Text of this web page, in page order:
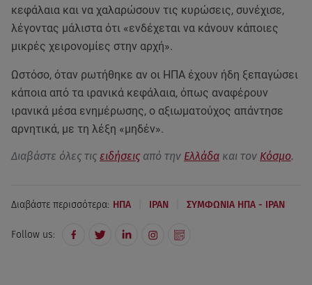
κεφάλαια και να χαλαρώσουν τις κυρώσεις, συνέχισε,
λέγοντας μάλιστα ότι «ενδέχεται να κάνουν κάποιες
μικρές χειρονομίες στην αρχή».
Ωστόσο, όταν ρωτήθηκε αν οι ΗΠΑ έχουν ήδη ξεπαγώσει
κάποια από τα ιρανικά κεφάλαια, όπως αναφέρουν
ιρανικά μέσα ενημέρωσης, ο αξιωματούχος απάντησε
αρνητικά, με τη λέξη «μηδέν».
Διαβάστε όλες τις ειδήσεις από την Ελλάδα και τον Κόσμο.
Διαβάστε περισσότερα: ΗΠΑ ΙΡΑΝ ΣΥΜΦΩΝΙΑ ΗΠΑ - ΙΡΑΝ
Follow us: